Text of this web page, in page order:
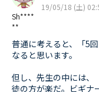
Sh****
**
19/05/18 (土)
普通に考えると、「5
なると思います。
但し、先生の中には、
徒の方が楽だ。ビギナ